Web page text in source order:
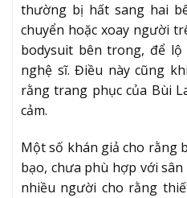
thường bị hất sang hai
chuyển hoặc xoay người
bodysuit bên trong, để
nghệ sĩ. Điều này cũng
rằng trang phục của Bùi
cảm.
Một số khán giả cho rằng
bạo, chưa phù hợp với
nhiều người cho rằng